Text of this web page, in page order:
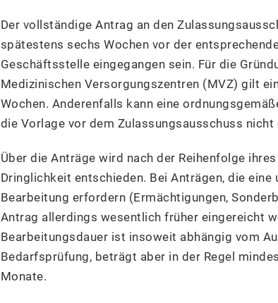
Der vollständige Antrag an den
spätestens sechs Wochen vor der
Geschäftsstelle eingegangen sein. Für die
Medizinischen Versorgungszentren (MVZ) gilt
Wochen. Anderenfalls kann eine
die Vorlage vor dem Zulassungsausschuss nicht
Über die Anträge wird nach der Reihenfolge
Dringlichkeit entschieden. Bei Anträgen, die eine
Bearbeitung erfordern (Ermächtigungen,
Antrag allerdings wesentlich früher eingereicht
Bearbeitungsdauer ist insoweit abhängig vom
Bedarfsprüfung, beträgt aber in der Regel
Monate.